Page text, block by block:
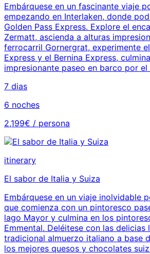
Embárquese en un fascinante viaje
empezando en Interlaken, donde
Golden Pass Express. Explore el
Zermatt, ascienda a alturas
ferrocarril Gornergrat, experimente
Express y el Bernina Express,
impresionante paseo en barco por el
7 dias
6 noches
2,199€ / persona
itinerary
El sabor de Italia y Suiza
Embárquese en un viaje inolvidable
que comienza con un pintoresco
lago Mayor y culmina en los
Emmental. Deléitese con las delicias
tradicional almuerzo italiano a base
los mejores quesos y chocolates